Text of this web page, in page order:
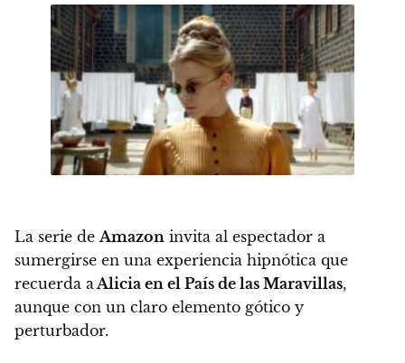
La serie deAmazon invita al espectador a
sumergirse en una experiencia hipnótica que
recuerda aAlicia en el País de las Maravillas,
aunque con un claro elemento gótico y
perturbador.